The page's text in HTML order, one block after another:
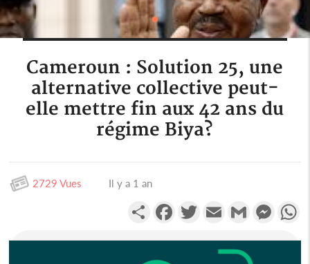
Cameroun : Solution 25, une
alternative collective peut-
elle mettre fin aux 42 ans du
régime Biya?
2729 Vues Il y a 1 an
PartagerFacebookTwitterEmail Gmail